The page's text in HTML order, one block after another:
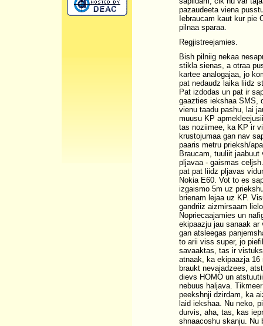
pazaudeeta viena
Iebraucam kaut kur pie
pilnaa sparaa.
Regjistreejamies.
Bish pilniig nekaa
stikla sienas, a otraa
kartee analogajaa, jo
pat nedaudz laika liidz
Pat izdodas un pat ir
gaazties iekshaa SMS,
vienu taadu pashu, lai
muusu KP
tas noziimee, ka KP ir
krustojumaa gan nav
paaris metru prieksh/
Braucam, tuuliit
pljavaa - gaismas
pat pat liidz pljavas
Nokia E60. Vot to es
izgaismo 5m uz
brienam lejaa uz KP.
gandriiz aizmirsaam
Nopriecaajamies un
ekipaazju jau sanaak ar
gan atsleegas
to arii viss super, jo
savaaktas, tas ir
atnaak, ka ekipaazja
braukt nevajadzees,
dievs HOMO un
nebuus haljava.
peekshnji dzirdam, ka
laid iekshaa. Nu neko,
durvis, aha, tas, kas
shnaacoshu skanju. Nu